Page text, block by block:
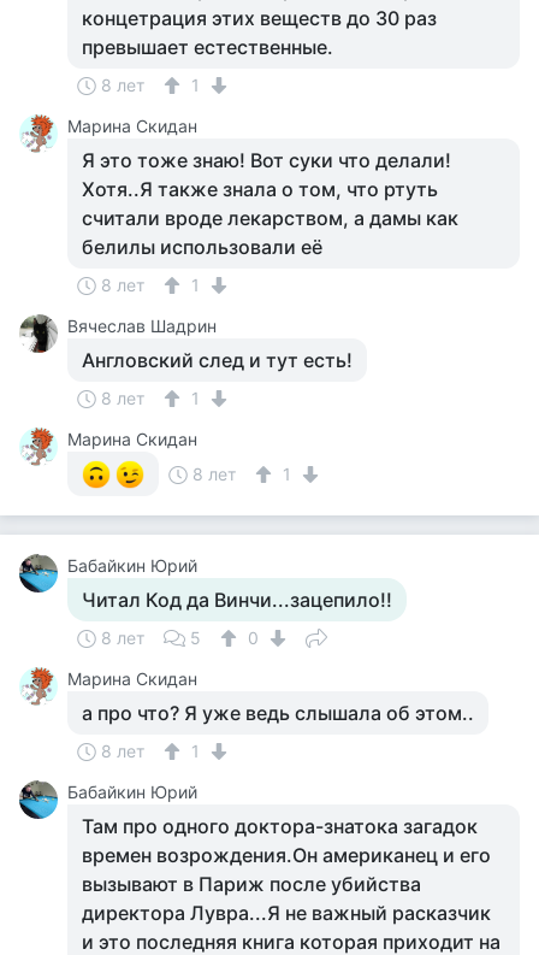
концетрация этих веществ до 30 раз
превышает естественные.
8 лет
1
Марина Скидан
Я это тоже знаю! Вот суки что делали!
Хотя..Я также знала о том, что ртуть
считали вроде лекарством, а дамы как
белилы использовали её
8 лет
1
Вячеслав Шадрин
Англовский след и тут есть!
8 лет
1
Марина Скидан
8 лет
1
Бабайкин Юрий
Читал Код да Винчи...зацепило!!
8 лет 5
0
Марина Скидан
а про что? Я уже ведь слышала об этом..
8 лет
1
Бабайкин Юрий
Там про одного доктора-знатока загадок
времен возрождения.Он американец и его
вызывают в Париж после убийства
директора Лувра...Я не важный расказчик
и это последняя книга которая приходит на